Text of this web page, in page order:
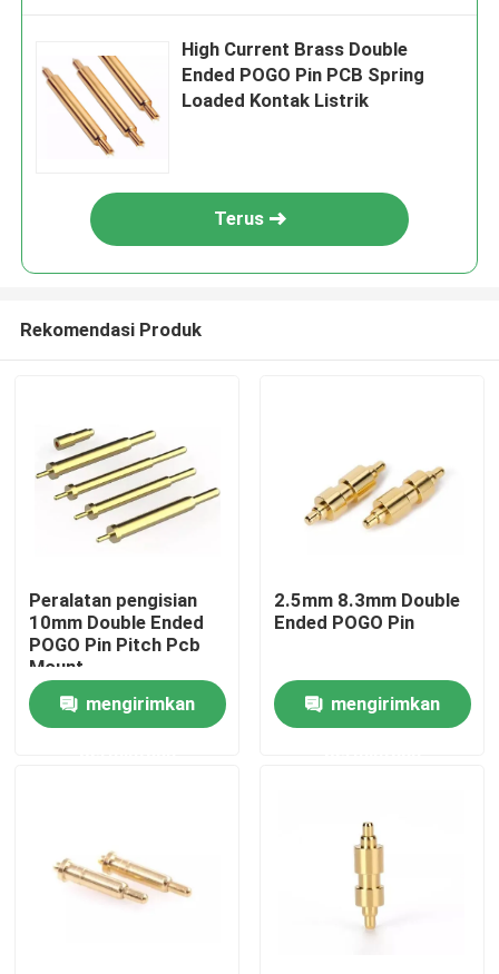
Rumah
Produk
Tentang kita
Kontrol kualitas
High Current Brass Double
Ended POGO Pin PCB Spring
Loaded Kontak Listrik
Terus
Rekomendasi Produk
Peralatan pengisian
10mm Double Ended
POGO Pin Pitch Pcb
Mount
mengirimkan
2.5mm 8.3mm Double
Ended POGO Pin
mengirimkan